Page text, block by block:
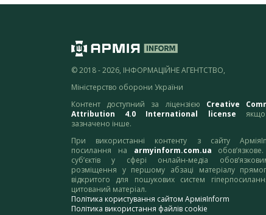
© 2018 - 2026, ІНФОРМАЦІЙНЕ АГЕНТСТВО,
Міністерство оборони України
Контент доступний за ліцензією Creative
Attribution 4.0 International license
зазначено інше.
При використанні контенту з сайту
посилання на armyinform.com.ua
суб’єктів у сфері онлайн-медіа
розміщення у першому абзаці матеріалу
відкритого для пошукових систем
цитований матеріал.
Політика користування сайтом АрміяInform
Політика використання файлів cookie